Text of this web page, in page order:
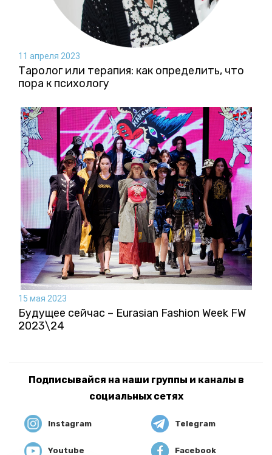
11 апреля 2023
Таролог или терапия: как определить, что
пора к психологу
15 мая 2023
Будущее сейчас – Eurasian Fashion Week FW
2023\24
Подписывайся на наши группы и каналы в
социальных сетях
Instagram Telegram
Youtube Facebook